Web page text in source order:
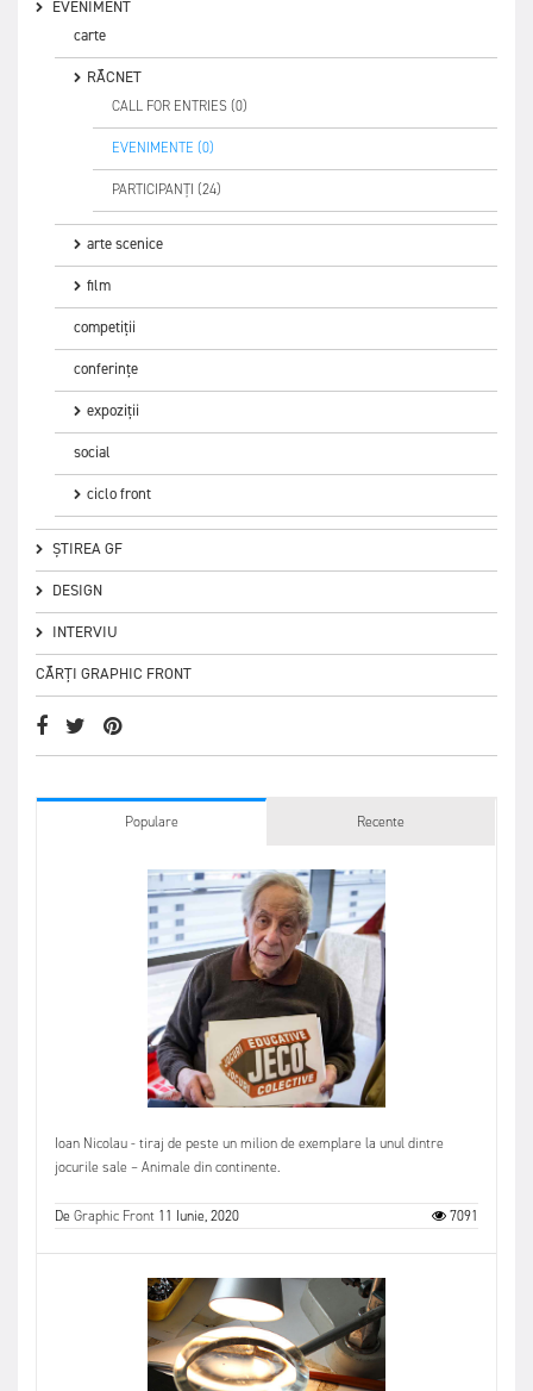
EVENIMENT
carte
RĂCNET
CALL FOR ENTRIES (0)
EVENIMENTE (0)
PARTICIPANȚI (24)
arte scenice
film
competiții
conferințe
expoziții
social
ciclo front
ȘTIREA GF
DESIGN
INTERVIU
CĂRȚI GRAPHIC FRONT
Populare Recente
Ioan Nicolau - tiraj de peste un milion de exemplare la unul dintre
jocurile sale – Animale din continente.
DeGraphic Front 11 Iunie, 2020 7091